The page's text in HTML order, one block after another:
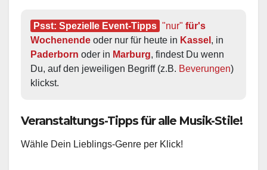
Psst: Spezielle Event-Tipps "nur" für's
Wochenende oder nur für heute in Kassel
Paderborn oder in Marburg, findest Du wenn
Du, auf den jeweiligen Begriff (z.B. Beverungen)
klickst.
Veranstaltungs-Tipps für alle Musik-Stile!
Wähle Dein Lieblings-Genre per Klick!